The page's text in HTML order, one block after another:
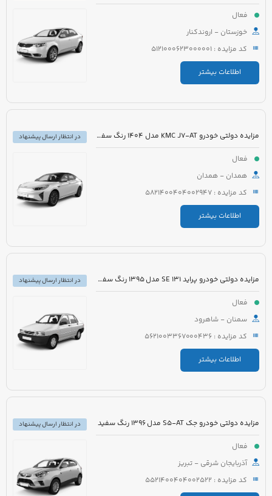
فعال
خوزستان - اروندکنار
کد مزایده : 5121000623000001
اطلاعات بیشتر
مزایده دولتی خودرو KMC J7-AT مدل 1404 رنگ سفید
فعال
همدان - همدان
کد مزایده : 5821400404002947
اطلاعات بیشتر
در انتظار ارسال پیشنهاد
مزایده دولتی خودرو پراید 131 SE مدل 1395 رنگ سفید روغنی
فعال
سمنان - شاهرود
کد مزایده : 5621003367000436
اطلاعات بیشتر
در انتظار ارسال پیشنهاد
مزایده دولتی خودرو جک S5-AT مدل 1396 رنگ سفید
فعال
آذربایجان شرقی - تبریز
کد مزایده : 5521400404002522
در انتظار ارسال پیشنهاد